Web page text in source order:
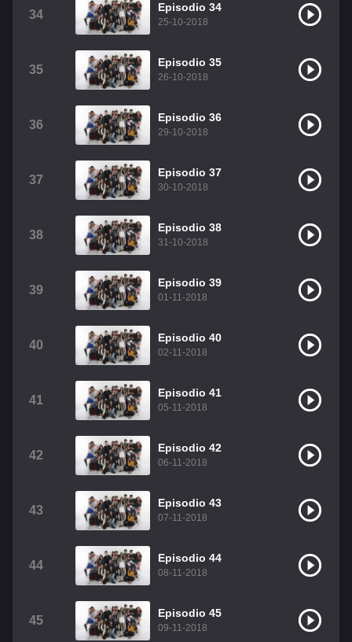
34
Episodio 34
25-10-2018
35
Episodio 35
26-10-2018
36
Episodio 36
29-10-2018
37
Episodio 37
30-10-2018
38
Episodio 38
31-10-2018
39
Episodio 39
01-11-2018
40
Episodio 40
02-11-2018
41
Episodio 41
05-11-2018
42
Episodio 42
06-11-2018
43
Episodio 43
07-11-2018
44
Episodio 44
08-11-2018
45
Episodio 45
09-11-2018